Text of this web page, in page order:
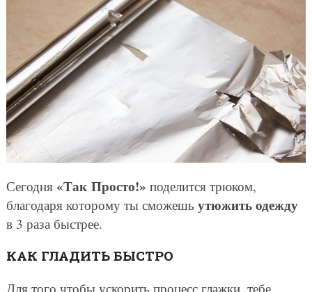
Сегодня «Так Просто!» поделится трюком,
благодаря которому ты сможешь утюжить одежду
в 3 раза быстрее.
КАК ГЛАДИТЬ БЫСТРО
Для того чтобы ускорить процесс глажки, тебе